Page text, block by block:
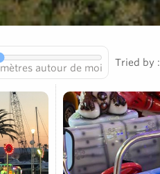
mètres autour de moi Tried by :